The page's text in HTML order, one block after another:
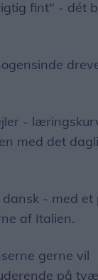
fint" - dét
-
med det
- med et
af Italien.
gerne vil
på